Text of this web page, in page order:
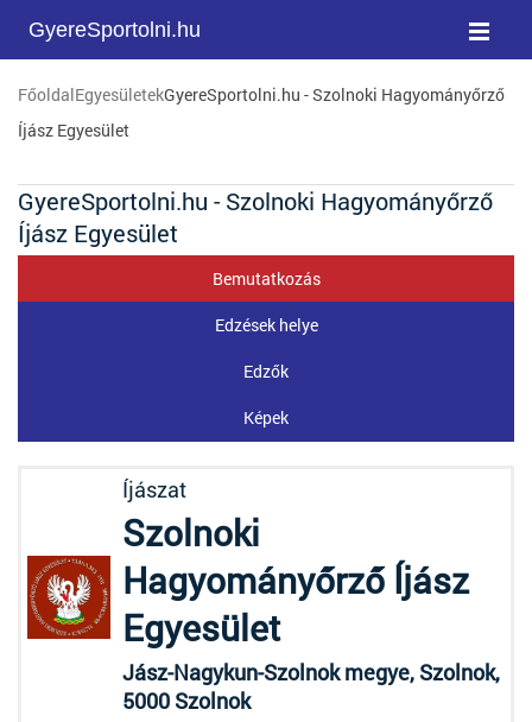
GyereSportolni.hu
FőoldalEgyesületekGyereSportolni.hu - Szolnoki Hagyományőrző
Íjász Egyesület
GyereSportolni.hu - Szolnoki Hagyományőrző
Íjász Egyesület
Bemutatkozás
Edzések helye
Edzők
Képek
Íjászat
Szolnoki
Hagyományőrző Íjász
Egyesület
Jász-Nagykun-Szolnok megye, Szolnok,
5000 Szolnok